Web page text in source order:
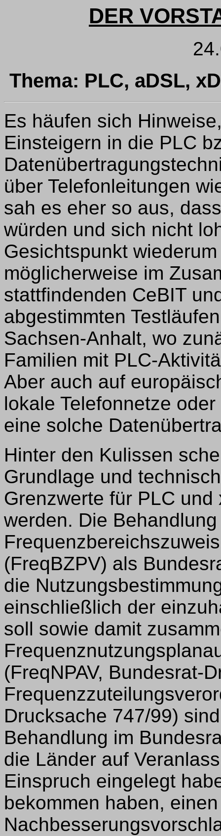
DER
Thema: PLC, aDSL,
Es häufen sich
Einsteigern in die PLC
über Telefonleitungen
sah es eher so aus,
würden und sich nicht
Gesichtspunkt
möglicherweise im
stattfindenden CeBIT
abgestimmten
Sachsen-Anhalt, wo
Familien mit PLC-
Aber auch auf
lokale Telefonnetze
eine solche
Hinter den Kulissen
Grundlage und
Grenzwerte für PLC
werden. Die
(FreqBZPV) als
die
einschließlich der
soll sowie damit
(FreqNPAV, Bundesrat-
Drucksache 747/99)
Behandlung im
die Länder auf
Einspruch eingelegt
bekommen haben,